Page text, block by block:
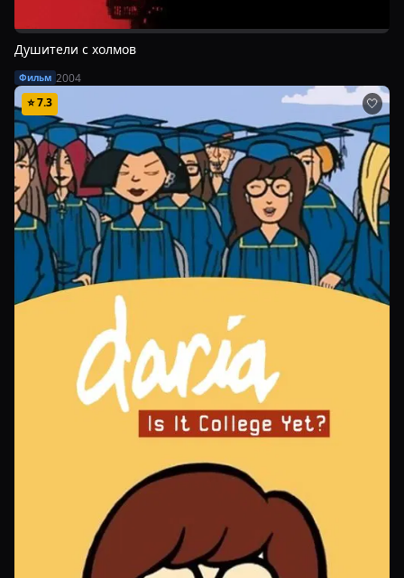
Душители с холмов
Фильм 2004
⭐7.3 🤍